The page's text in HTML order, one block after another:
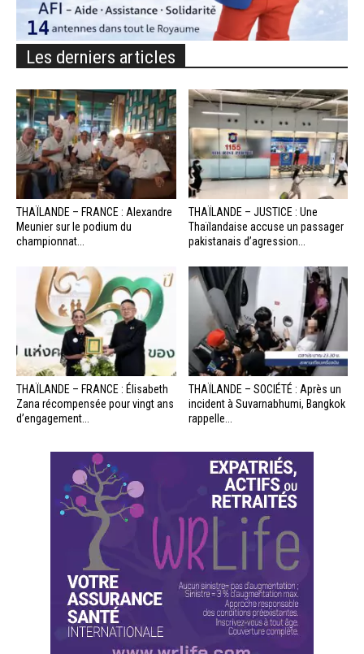
Les derniers articles
THAÏLANDE – FRANCE : Alexandre
Meunier sur le podium du
championnat...
THAÏLANDE – JUSTICE : Une
Thaïlandaise accuse un passager
pakistanais d’agression...
THAÏLANDE – FRANCE : Élisabeth
Zana récompensée pour vingt ans
d’engagement...
THAÏLANDE – SOCIÉTÉ : Après un
incident à Suvarnabhumi, Bangkok
rappelle...